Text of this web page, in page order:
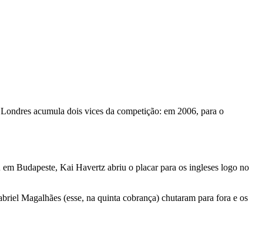
acumula dois vices da competição: em 2006, para o
Budapeste, Kai Havertz abriu o placar para os ingleses logo no
Magalhães (esse, na quinta cobrança) chutaram para fora e os